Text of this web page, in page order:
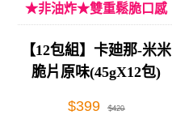
★非油炸★雙重鬆脆口感
【12包組】卡廸那-米米
脆片原味(45gX12包)
$399 $420